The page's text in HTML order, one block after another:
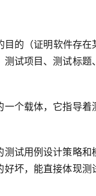
的（证明软件存
试项目、测试标题
个载体，它指导
试用例设计策略
坏，能直接体现